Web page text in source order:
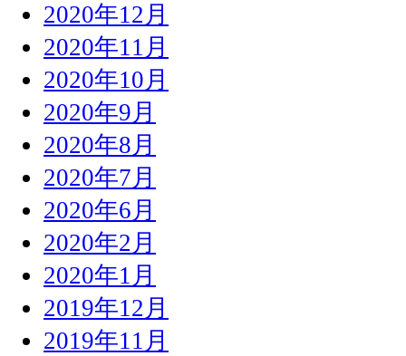
2020年12月
2020年11月
2020年10月
2020年9月
2020年8月
2020年7月
2020年6月
2020年2月
2020年1月
2019年12月
2019年11月